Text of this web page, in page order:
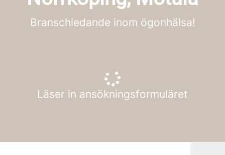
Branschledande inom ögonhälsa!
Läser in ansökningsformuläret